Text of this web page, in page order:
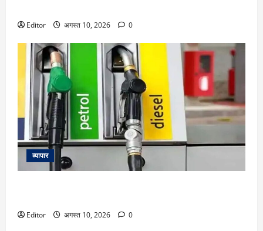
Editor अगस्त 10, 2026 0
व्यापार
Editor अगस्त 10, 2026 0